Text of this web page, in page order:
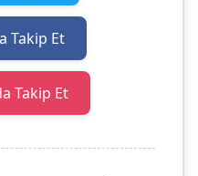
Takip Et
Takip Et